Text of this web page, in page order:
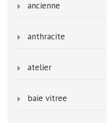
ancienne
anthracite
atelier
baie vitree